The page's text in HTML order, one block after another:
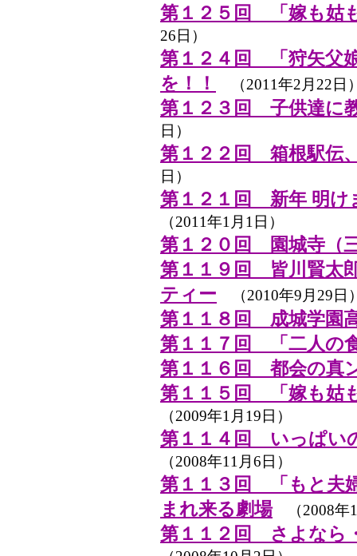
第１２５回 「嫁も姑
26日）
第１２４回 「狩矢父
を！！
（2011年2月22日
第１２３回 子供達に
日）
第１２２回 箱根駅伝
日）
第１２１回 新年 明け
（2011年1月1日）
第１２０回 園城寺（
第１１９回 皆川賢太
ティー （2010年9月29日
第１１８回 成城学園
第１１７回 「二人の
第１１６回 都会の真
第１１５回 「嫁も姑
（2009年1月19日）
第１１４回 いっぱい
（2008年11月6日）
第１１３回 「もと夫
まれ来る劇場（2008年
第１１２回 さよなら